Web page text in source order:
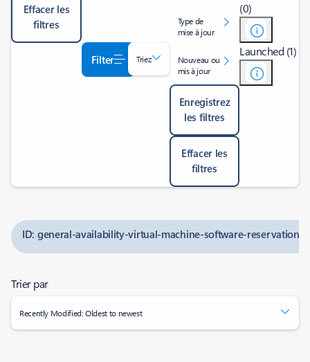
Effacer les
filtres
Filter Triez
Type de
mise à jour
Nouveau ou
mis à jour
Enregistrez
les filtres
Effacer les
filtres
(0)
Launched (1)
ID: general-availability-virtual-machine-software-reservations
Trier par
Recently Modified: Oldest to newest